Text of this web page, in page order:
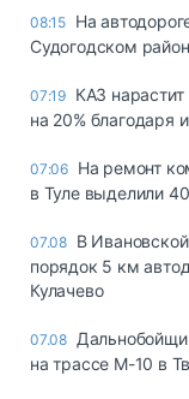
08:15 На
Судогодском
07:19 КАЗ
на 20% благодаря
07:06 На ремонт
в Туле выделили
07.08 В
порядок 5 км
Кулачево
07.08
на трассе М-10 в